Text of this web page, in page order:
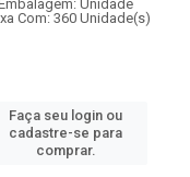
Unidade
Com: 360 Unidade(s)
Faça seu login ou
cadastre-se para
comprar.